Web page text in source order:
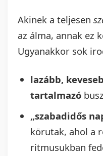
Akinek a teljesen
az álma, annak ez
Ugyanakkor sok
lazább,
tartalmazó
„szabadidős
körutak, ahol a
ritmusukban